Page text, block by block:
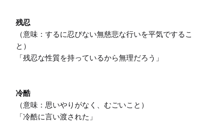
残忍
（意味：するに忍びない無慈悲な行いを平気でするこ
と）
「残忍な性質を持っているから無理だろう」
冷酷
（意味：思いやりがなく、むごいこと）
「冷酷に言い渡された」